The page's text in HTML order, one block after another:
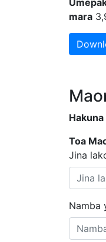
mara
Toa
Jina
Namba